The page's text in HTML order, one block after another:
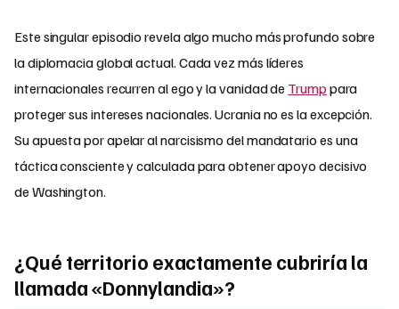
Este singular episodio revela algo mucho más profundo sobre
la diplomacia global actual. Cada vez más líderes
internacionales recurren al ego y la vanidad de Trump para
proteger sus intereses nacionales. Ucrania no es la excepción.
Su apuesta por apelar al narcisismo del mandatario es una
táctica consciente y calculada para obtener apoyo decisivo
de Washington.
¿Qué territorio exactamente cubriría la
llamada «Donnylandia»?